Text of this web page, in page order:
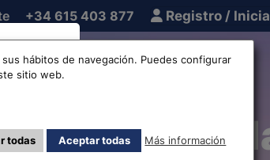
+34 615 403 877 Registro /
con nosotros Otros
Dinar
hábitos de navegación. Puedes configurar
sitio web.
todas Aceptar todas Más información